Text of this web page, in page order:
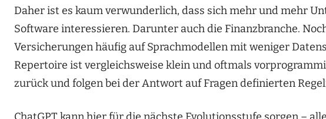
Daher ist es kaum verwunderlich, dass sich mehr und mehr
Software interessieren. Darunter auch die Finanzbranche.
Versicherungen häufig auf Sprachmodellen mit weniger
Repertoire ist vergleichsweise klein und oftmals
zurück und folgen bei der Antwort auf Fragen definierten